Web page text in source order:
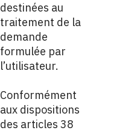
destinées au
traitement de la
demande
formulée par
l’utilisateur.
Conformément
aux dispositions
des articles 38